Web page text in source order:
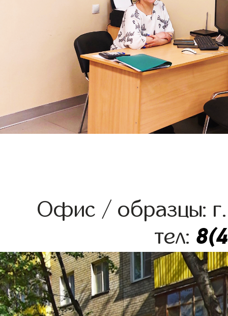
Офис / образцы: г.
тел: